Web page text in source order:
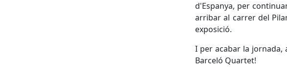
d'Espanya, per
arribar al carrer del
exposició.
I per acabar la jornada,
Barceló Quartet!